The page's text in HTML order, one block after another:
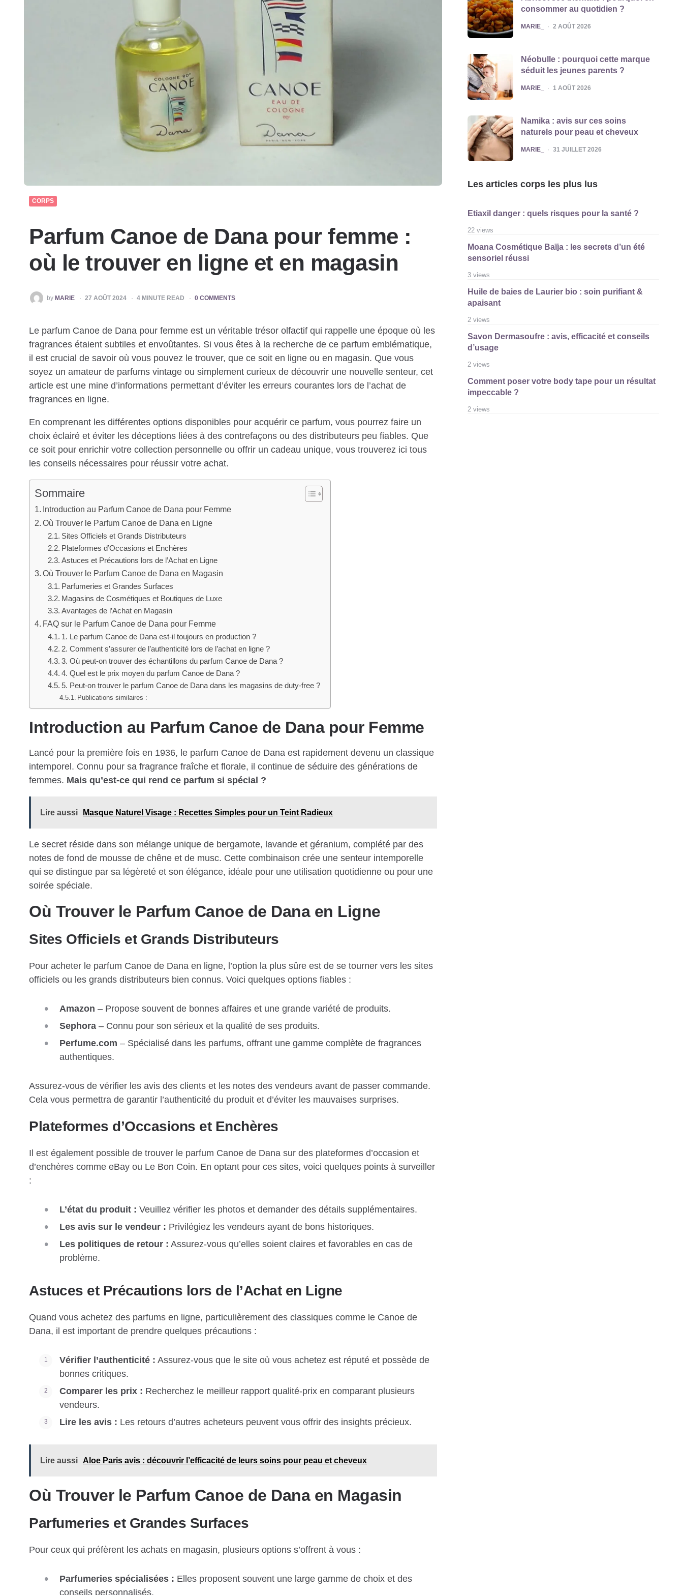
CORPS
Parfum Canoe de Dana pour femme :
où le trouver en ligne et en magasin
POSTED
BY
by MARIE 27 AOÛT 2024 4 MINUTE READ 0 COMMENTS
Le parfum Canoe de Dana pour femme est un véritable trésor olfactif qui rappelle une époque où les
fragrances étaient subtiles et envoûtantes. Si vous êtes à la recherche de ce parfum emblématique,
il est crucial de savoir où vous pouvez le trouver, que ce soit en ligne ou en magasin. Que vous
soyez un amateur de parfums vintage ou simplement curieux de découvrir une nouvelle senteur, cet
article est une mine d’informations permettant d’éviter les erreurs courantes lors de l’achat de
fragrances en ligne.
En comprenant les différentes options disponibles pour acquérir ce parfum, vous pourrez faire un
choix éclairé et éviter les déceptions liées à des contrefaçons ou des distributeurs peu fiables. Que
ce soit pour enrichir votre collection personnelle ou offrir un cadeau unique, vous trouverez ici tous
les conseils nécessaires pour réussir votre achat.
Sommaire
Introduction au Parfum Canoe de Dana pour Femme
Où Trouver le Parfum Canoe de Dana en Ligne
Sites Officiels et Grands Distributeurs
Plateformes d’Occasions et Enchères
Astuces et Précautions lors de l’Achat en Ligne
Où Trouver le Parfum Canoe de Dana en Magasin
Parfumeries et Grandes Surfaces
Magasins de Cosmétiques et Boutiques de Luxe
Avantages de l’Achat en Magasin
FAQ sur le Parfum Canoe de Dana pour Femme
1. Le parfum Canoe de Dana est-il toujours en production ?
2. Comment s’assurer de l’authenticité lors de l’achat en ligne ?
3. Où peut-on trouver des échantillons du parfum Canoe de Dana ?
4. Quel est le prix moyen du parfum Canoe de Dana ?
5. Peut-on trouver le parfum Canoe de Dana dans les magasins de duty-free ?
Publications similaires :
Introduction au Parfum Canoe de Dana pour Femme
Lancé pour la première fois en 1936, le parfum Canoe de Dana est rapidement devenu un classique
intemporel. Connu pour sa fragrance fraîche et florale, il continue de séduire des générations de
femmes. Mais qu’est-ce qui rend ce parfum si spécial ?
Lire aussi Masque Naturel Visage : Recettes Simples pour un Teint Radieux
Le secret réside dans son mélange unique de bergamote, lavande et géranium, complété par des
notes de fond de mousse de chêne et de musc. Cette combinaison crée une senteur intemporelle
qui se distingue par sa légèreté et son élégance, idéale pour une utilisation quotidienne ou pour une
soirée spéciale.
Où Trouver le Parfum Canoe de Dana en Ligne
Sites Officiels et Grands Distributeurs
Pour acheter le parfum Canoe de Dana en ligne, l’option la plus sûre est de se tourner vers les sites
officiels ou les grands distributeurs bien connus. Voici quelques options fiables :
Amazon – Propose souvent de bonnes affaires et une grande variété de produits.
Sephora – Connu pour son sérieux et la qualité de ses produits.
Perfume.com – Spécialisé dans les parfums, offrant une gamme complète de fragrances
authentiques.
Assurez-vous de vérifier les avis des clients et les notes des vendeurs avant de passer commande.
Cela vous permettra de garantir l’authenticité du produit et d’éviter les mauvaises surprises.
Plateformes d’Occasions et Enchères
Il est également possible de trouver le parfum Canoe de Dana sur des plateformes d’occasion et
d’enchères comme eBay ou Le Bon Coin. En optant pour ces sites, voici quelques points à surveiller
:
L’état du produit : Veuillez vérifier les photos et demander des détails supplémentaires.
Les avis sur le vendeur : Privilégiez les vendeurs ayant de bons historiques.
Les politiques de retour : Assurez-vous qu’elles soient claires et favorables en cas de
problème.
Astuces et Précautions lors de l’Achat en Ligne
Quand vous achetez des parfums en ligne, particulièrement des classiques comme le Canoe de
Dana, il est important de prendre quelques précautions :
Vérifier l’authenticité : Assurez-vous que le site où vous achetez est réputé et possède de
bonnes critiques.
Comparer les prix : Recherchez le meilleur rapport qualité-prix en comparant plusieurs
vendeurs.
Lire les avis : Les retours d’autres acheteurs peuvent vous offrir des insights précieux.
Lire aussi Aloe Paris avis : découvrir l’efficacité de leurs soins pour peau et cheveux
Où Trouver le Parfum Canoe de Dana en Magasin
Parfumeries et Grandes Surfaces
Pour ceux qui préfèrent les achats en magasin, plusieurs options s’offrent à vous :
Parfumeries spécialisées : Elles proposent souvent une large gamme de choix et des
conseils personnalisés.
consommer au quotidien ?
POSTED
MARIE_ 2 AOÛT 2026
Néobulle : pourquoi cette marque
séduit les jeunes parents ?
POSTED
MARIE_ 1 AOÛT 2026
Namika : avis sur ces soins
naturels pour peau et cheveux
POSTED
MARIE_ 31 JUILLET 2026
Les articles corps les plus lus
Etiaxil danger : quels risques pour la santé ?
22 views
Moana Cosmétique Baïja : les secrets d’un été
sensoriel réussi
3 views
Huile de baies de Laurier bio : soin purifiant &
apaisant
2 views
Savon Dermasoufre : avis, efficacité et conseils
d’usage
2 views
Comment poser votre body tape pour un résultat
impeccable ?
2 views